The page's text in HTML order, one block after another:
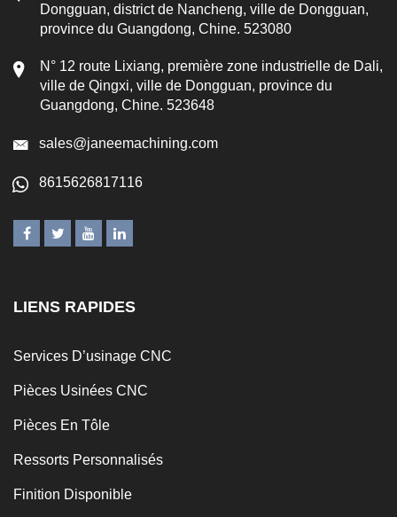
Dongguan, district de Nancheng, ville de Dongguan,
province du Guangdong, Chine. 523080
N° 12 route Lixiang, première zone industrielle de Dali,
ville de Qingxi, ville de Dongguan, province du
Guangdong, Chine. 523648
sales@janeemachining.com
8615626817116
LIENS RAPIDES
Services D’usinage CNC
Pièces Usinées CNC
Pièces En Tôle
Ressorts Personnalisés
Finition Disponible